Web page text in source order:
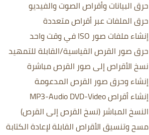
حرق البيانات وأقراص الصوت والفيديو
حرق الملفات عبر أقراص متعددة
إنشاء ملفات صور ISO في وقت واحد
حرق صور القرص القياسية/القابلة للتمهيد
نسخ الأقراص إلى صور القرص مباشرة
إنشاء وحرق صور القرص المدعومة
إنشاء أقراص MP3-Audio DVD-Video
النسخ المباشر (نسخ القرص إلى القرص)
مسح وتنسيق الأقراص القابلة لإعادة الكتابة